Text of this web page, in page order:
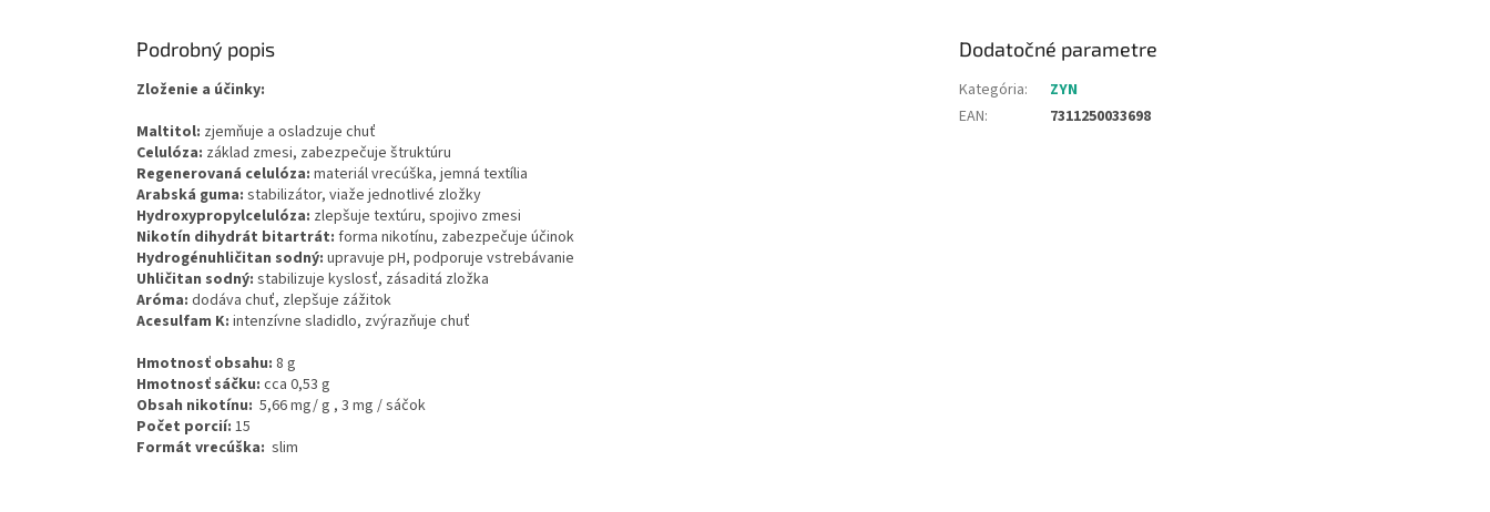
Podrobný popis
Zloženie a účinky:
Maltitol: zjemňuje a osladzuje chuť
Celulóza: základ zmesi, zabezpečuje štruktúru
Regenerovaná celulóza: materiál vrecúška, jemná textília
Arabská guma: stabilizátor, viaže jednotlivé zložky
Hydroxypropylcelulóza: zlepšuje textúru, spojivo zmesi
Nikotín dihydrát bitartrát: forma nikotínu, zabezpečuje účinok
Hydrogénuhličitan sodný: upravuje pH, podporuje vstrebávanie
Uhličitan sodný: stabilizuje kyslosť, zásaditá zložka
Aróma: dodáva chuť, zlepšuje zážitok
Acesulfam K: intenzívne sladidlo, zvýrazňuje chuť
Hmotnosť obsahu: 8 g
Hmotnosť sáčku: cca 0,53 g
Obsah nikotínu: 5,66 mg/ g , 3 mg / sáčok
Počet porcií: 15
Formát vrecúška: slim
Dodatočné parametre
Kategória:
ZYN
EAN: 7311250033698